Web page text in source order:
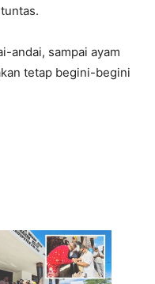
andai, sampai ayam
tetap begini-begini